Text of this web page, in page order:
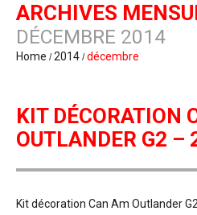
ARCHIVES
DÉCEMBRE 2014
Home 2014 décembre
KIT DÉCORATION
OUTLANDER G2 –
Kit décoration Can Am Outlander